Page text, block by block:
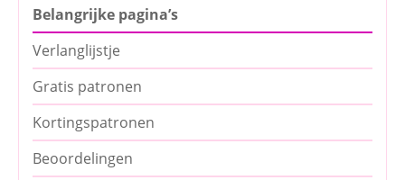
Belangrijke pagina’s
Verlanglijstje
Gratis patronen
Kortingspatronen
Beoordelingen